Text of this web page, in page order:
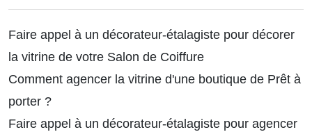
Faire appel à un décorateur-étalagiste pour décorer
la vitrine de votre Salon de Coiffure
Comment agencer la vitrine d'une boutique de Prêt à
porter ?
Faire appel à un décorateur-étalagiste pour agencer